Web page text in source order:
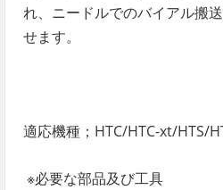
れ、ニードルでのバイアル搬
せます。
適応機種；HTC/HTC-xt/HTS/
※必要な部品及び工具